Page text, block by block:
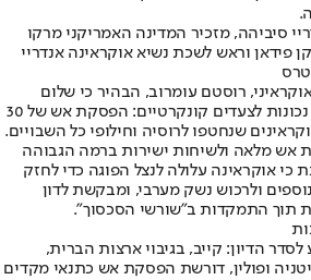
סיביהה, מזכיר המדינה האמריקני מרקו
פידאן וראש לשכת נשיא אוקראינה אנדריי
רוסטם עומרוב, הבהיר כי שלום
אפשרי רק אם רוסיה תפגין נכונות לצעדים קונקרטיים: הפסקת אש של 30
שנחטפו לרוסיה וחילופי כל השבויים.
אש מלאה ולשיחות ישירות ברמה הגבוהה
כי אוקראינה עלולה לנצל הפוגה כדי לחזק
ולרכוש נשק מערבי, ומבקשת לדון
תוך התמקדות ב"שורשי הסכסוך".
הדיון: קייב, בגיבוי ארצות הברית,
ופולין, דורשת הפסקת אש כתנאי מקדים